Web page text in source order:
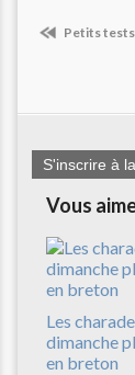
Petits tests
S'inscrire à
Vous
Les
dimanche
en breton